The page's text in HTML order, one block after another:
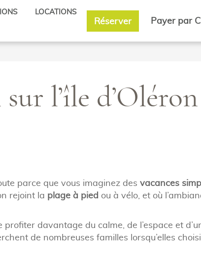
tous
LOCATIONS
Emplacements
Réserver Payer par
l’île d’Oléron
parce que vous imaginez des vacances
rejoint la plage à pied ou à vélo, et où
davantage du calme, de l’espace et
de nombreuses familles lorsqu’elles